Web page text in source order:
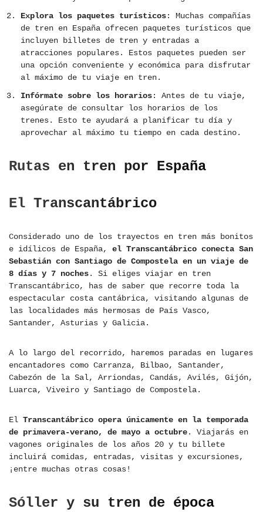
Explora los paquetes turísticos: Muchas compañías
de tren en España ofrecen paquetes turísticos que
incluyen billetes de tren y entradas a
atracciones populares. Estos paquetes pueden ser
una opción conveniente y económica para disfrutar
al máximo de tu viaje en tren.
Infórmate sobre los horarios: Antes de tu viaje,
asegúrate de consultar los horarios de los
trenes. Esto te ayudará a planificar tu día y
aprovechar al máximo tu tiempo en cada destino.
Rutas en tren por España
El Transcantábrico
Considerado uno de los trayectos en tren más bonitos
e idílicos de España, el Transcantábrico conecta San
Sebastián con Santiago de Compostela en un viaje de
8 días y 7 noches. Si eliges viajar en tren
Transcantábrico, has de saber que recorre toda la
espectacular costa cantábrica, visitando algunas de
las localidades más hermosas de País Vasco,
Santander, Asturias y Galicia.
A lo largo del recorrido, haremos paradas en lugares
encantadores como Carranza, Bilbao, Santander,
Cabezón de la Sal, Arriondas, Candás, Avilés, Gijón,
Luarca, Viveiro y Santiago de Compostela.
El Transcantábrico opera únicamente en la temporada
de primavera-verano, de mayo a octubre. Viajarás en
vagones originales de los años 20 y tu billete
incluirá comidas, entradas, visitas y excursiones,
¡entre muchas otras cosas!
Sóller y su tren de época